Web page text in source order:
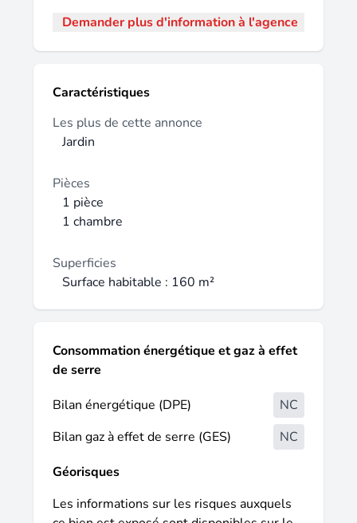
Idéal pour lieux de stockage ou un projet
risques auxquels ce bien est exposé sont
disponibles sur le site géorisques : prix de
vente : 77 000 € honoraires charge
vendeur contactez votre conseiller safti :
cedric.guisti@safti.fr - ei - agent
commercial immatriculé au rsac de
montauban sous le numéro 907 959 431.
Demander plus d'information à l'agence
Caractéristiques
Les plus de cette annonce
Jardin
Pièces
1 pièce
1 chambre
Superficies
Surface habitable : 160 m²
Consommation énergétique et gaz à effet
de serre
Bilan énergétique (DPE)
NC
Bilan gaz à effet de serre (GES)
NC
Géorisques
Les informations sur les risques auxquels